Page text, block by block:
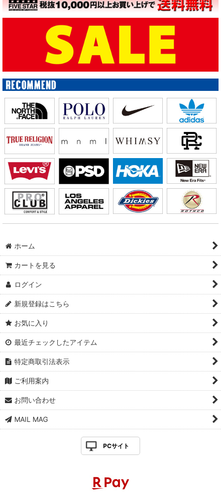
ホーム
カートを見る
ログイン
新規登録はこちら
お気に入り
最近チェックしたアイテム
特定商取引法表示
ご利用案内
お問い合わせ
MAIL MAG
PCサイト